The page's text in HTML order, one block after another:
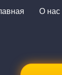
О нас